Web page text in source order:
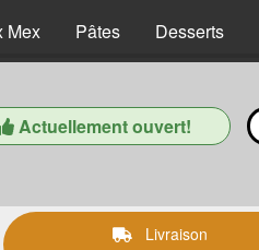
Mex Pâtes Desserts
Actuellement ouvert!
Livraison